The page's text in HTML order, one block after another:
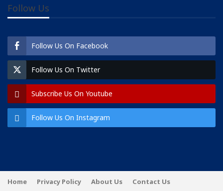
Follow Us
Follow Us On Facebook
Follow Us On Twitter
Subscribe Us On Youtube
Follow Us On Instagram
Home Privacy Policy About Us Contact Us